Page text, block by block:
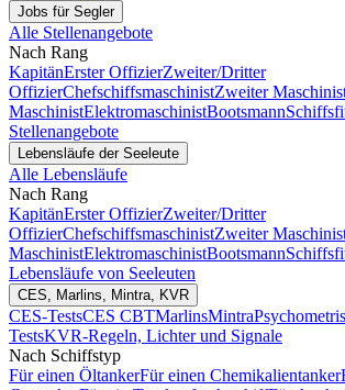
Jobs für Segler
Alle Stellenangebote
Nach Rang
KapitänErster OffizierZweiter/Dritter
OffizierChefschiffsmaschinistZweiter
MaschinistElektromaschinistBootsmann
Stellenangebote
Lebensläufe der Seeleute
Alle Lebensläufe
Nach Rang
KapitänErster OffizierZweiter/Dritter
OffizierChefschiffsmaschinistZweiter
MaschinistElektromaschinistBootsmann
Lebensläufe von Seeleuten
CES, Marlins, Mintra, KVR
CES-TestsCES CBTMarlinsMintra
TestsKVR-Regeln, Lichter und Signale
Nach Schiffstyp
Für einen ÖltankerFür einen Chemikalientanker